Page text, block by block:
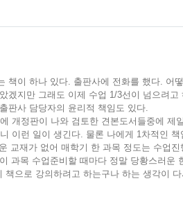
책이 하나 있다. 출판사에 전화를 했다. 어
겠지만 그래도 이제 수업 1/3선이 넘으려고
판사 담당자의 윤리적 책임도 있다.
개정판이 나와 검토한 견본도서들중에 제
이런 일이 생긴다. 물론 나에게 1차적인
교재가 없어 매학기 한 과목 정도는 수업진
과목 수업준비할 때마다 정말 당황스러운
으로 강의하려고 하는구나 하는 생각이